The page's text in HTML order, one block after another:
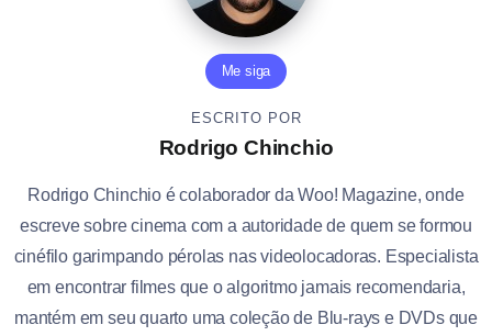
Me siga
ESCRITO POR
Rodrigo Chinchio
Rodrigo Chinchio é colaborador da Woo! Magazine, onde
escreve sobre cinema com a autoridade de quem se formou
cinéfilo garimpando pérolas nas videolocadoras. Especialista
em encontrar filmes que o algoritmo jamais recomendaria,
mantém em seu quarto uma coleção de Blu-rays e DVDs que